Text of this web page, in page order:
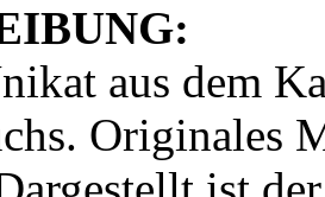
aus dem
Originales